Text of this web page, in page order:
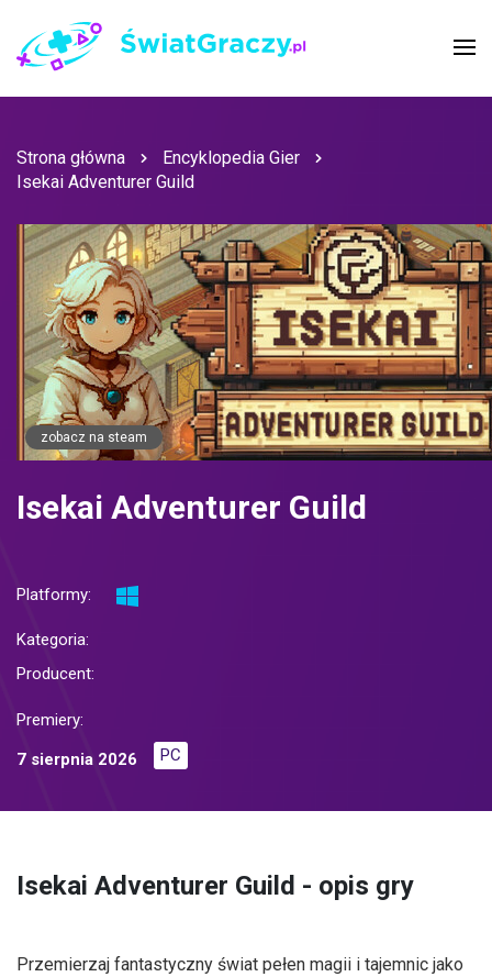
Strona główna
Encyklopedia Gier
Isekai Adventurer Guild
zobacz na steam
Isekai Adventurer Guild
Platformy:
Kategoria:
Producent:
Premiery:
7 sierpnia 2026
PC
Isekai Adventurer Guild - opis gry
Przemierzaj fantastyczny świat pełen magii i tajemnic jako